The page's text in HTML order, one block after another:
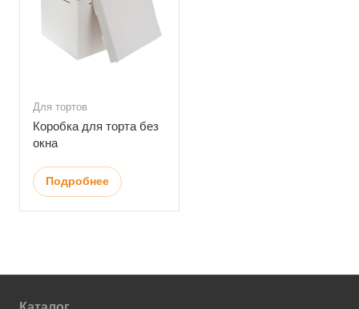
Для тортов
Коробка для торта без
окна
Подробнее